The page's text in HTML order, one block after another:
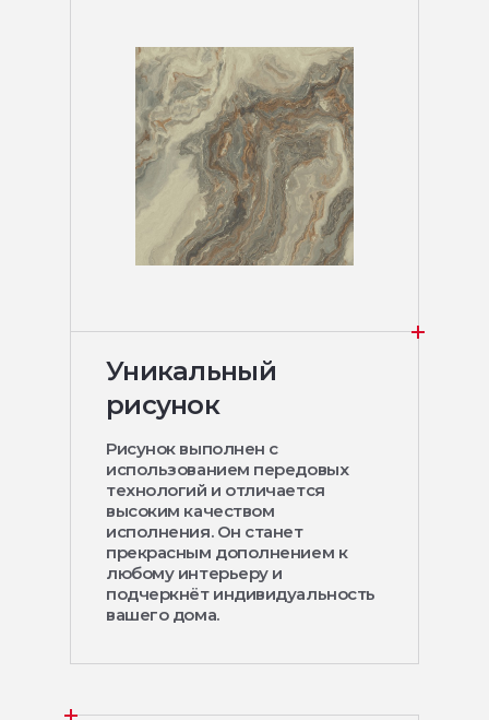
Уникальный
рисунок
Рисунок выполнен с
использованием передовых
технологий и отличается
высоким качеством
исполнения. Он станет
прекрасным дополнением к
любому интерьеру и
подчеркнёт индивидуальность
вашего дома.